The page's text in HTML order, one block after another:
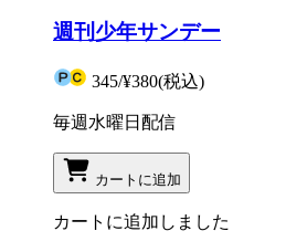
週刊少年サンデー
345/¥380(税込)
毎週水曜日配信
カートに追加
カートに追加しました